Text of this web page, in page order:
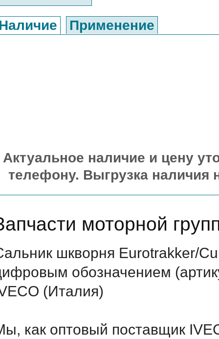
Применение
Актуальное наличие и цену
телефону. Выгрузка наличия
моторной
шкворня Eurotrakker/
обозначением
(Италия)
как оптовый поставщик